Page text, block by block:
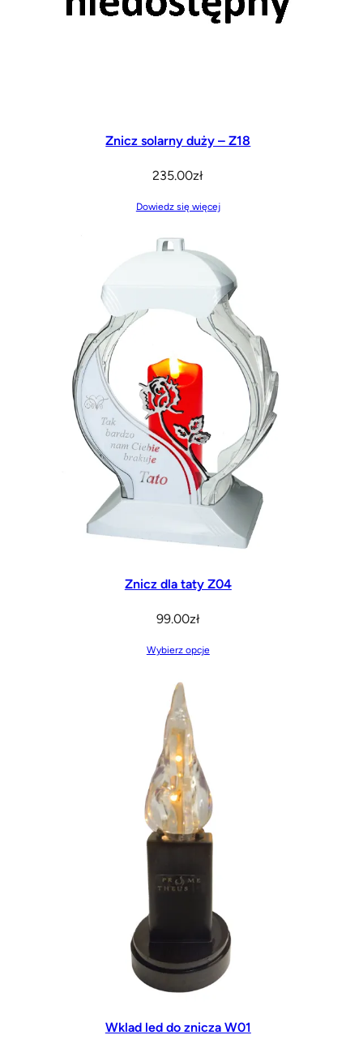
Znicz solarny duży – Z18
235.00zł
Dowiedz się więcej
Znicz dla taty Z04
99.00zł
Wybierz opcje
Wklad led do znicza W01